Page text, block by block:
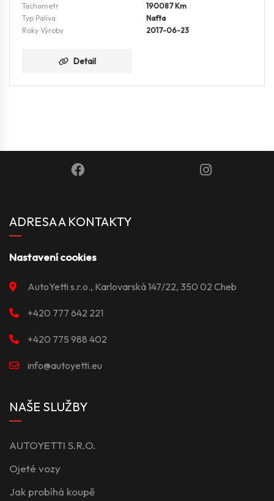
Tachometr
190087 Km
Typ Paliva
Nafta
Roky Výroby
2017-06-23
Detail
ADRESA A KONTAKTY
Nastavení cookies
AutoYetti s.r.o., Karlovarská 147/22, 350 02 Cheb
+420 777 642 221
+420 775 988 402
info@autoyetti.eu
NAŠE SLUŽBY
AUTOYETTI S.R.O.
Ojeté vozy
Jak probíhá koupě